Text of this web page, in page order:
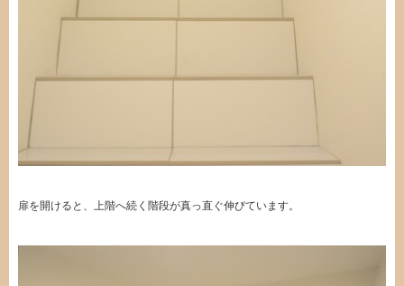
扉を開けると、上階へ続く階段が真っ直ぐ伸びています。